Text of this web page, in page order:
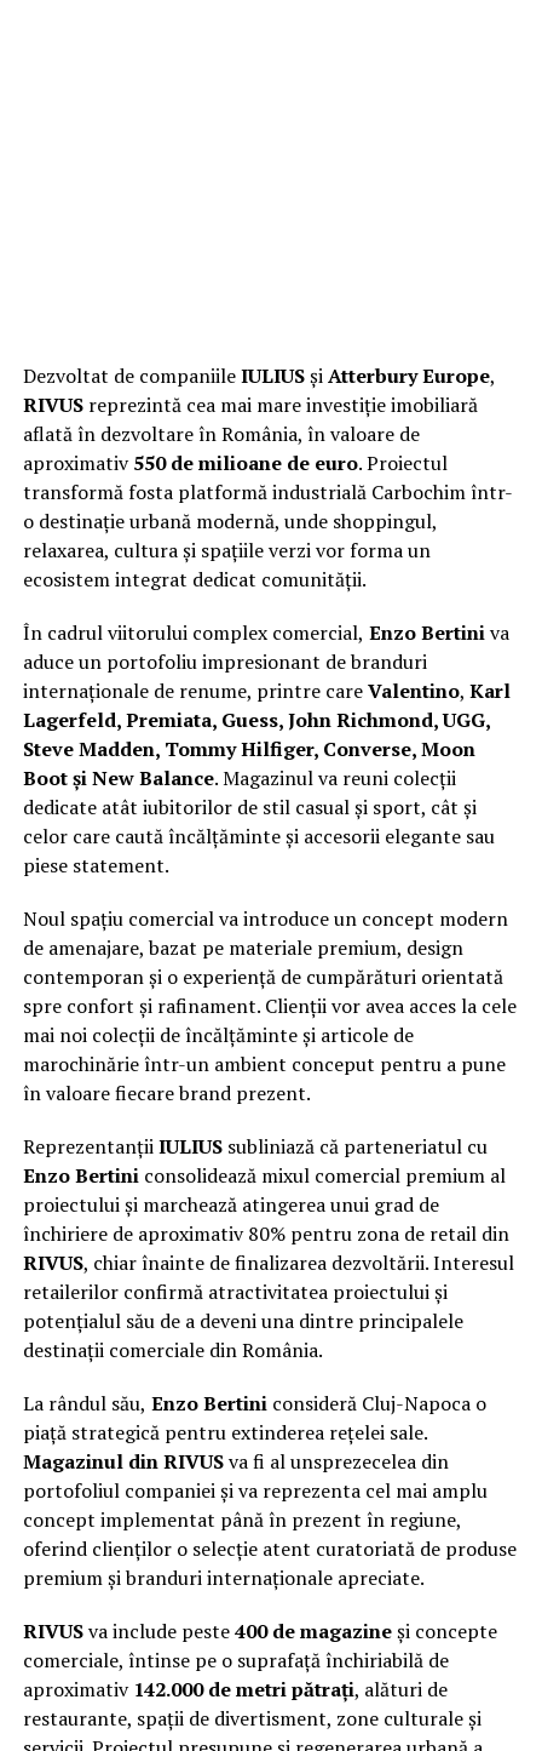
Dezvoltat de companiileIULIUSșiAtterbury Europe,
RIVUSreprezintă cea mai mare investiție imobiliară
aflată în dezvoltare în România, în valoare de
aproximativ550 de milioane de euro. Proiectul
transformă fosta platformă industrială Carbochim într-
o destinație urbană modernă, unde shoppingul,
relaxarea, cultura și spațiile verzi vor forma un
ecosistem integrat dedicat comunității.
În cadrul viitorului complex comercial, Enzo Bertiniva
aduce un portofoliu impresionant de branduri
internaționale de renume, printre careValentino, Karl
Lagerfeld, Premiata, Guess, John Richmond, UGG,
Steve Madden, Tommy Hilfiger, Converse, Moon
Boot și New Balance. Magazinul va reuni colecții
dedicate atât iubitorilor de stil casual și sport, cât și
celor care caută încălțăminte și accesorii elegante sau
piese statement.
Noul spațiu comercial va introduce un concept modern
de amenajare, bazat pe materiale premium, design
contemporan și o experiență de cumpărături orientată
spre confort și rafinament. Clienții vor avea acces la cele
mai noi colecții de încălțăminte și articole de
marochinărie într-un ambient conceput pentru a pune
în valoare fiecare brand prezent.
ReprezentanțiiIULIUSsubliniază că parteneriatul cu
Enzo Bertiniconsolidează mixul comercial premium al
proiectului și marchează atingerea unui grad de
închiriere de aproximativ 80% pentru zona de retail din
RIVUS, chiar înainte de finalizarea dezvoltării. Interesul
retailerilor confirmă atractivitatea proiectului și
potențialul său de a deveni una dintre principalele
destinații comerciale din România.
La rândul său, Enzo Bertiniconsideră Cluj-Napoca o
piață strategică pentru extinderea rețelei sale.
Magazinul din RIVUSva fi al unsprezecelea din
portofoliul companiei și va reprezenta cel mai amplu
concept implementat până în prezent în regiune,
oferind clienților o selecție atent curatoriată de produse
premium și branduri internaționale apreciate.
RIVUSva include peste400 de magazineși concepte
comerciale, întinse pe o suprafață închiriabilă de
aproximativ 142.000 de metri pătrați, alături de
restaurante, spații de divertisment, zone culturale și